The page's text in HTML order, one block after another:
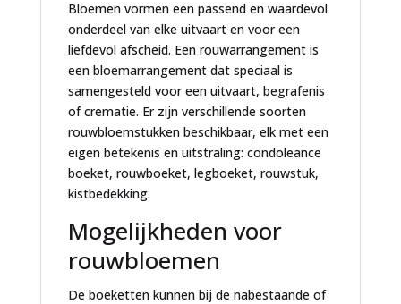
Bloemen vormen een passend en waardevol
onderdeel van elke uitvaart en voor een
liefdevol afscheid. Een rouwarrangement is
een bloemarrangement dat speciaal is
samengesteld voor een uitvaart, begrafenis
of crematie. Er zijn verschillende soorten
rouwbloemstukken beschikbaar, elk met een
eigen betekenis en uitstraling: condoleance
boeket, rouwboeket, legboeket, rouwstuk,
kistbedekking.
Mogelijkheden voor
rouwbloemen
De boeketten kunnen bij de nabestaande of